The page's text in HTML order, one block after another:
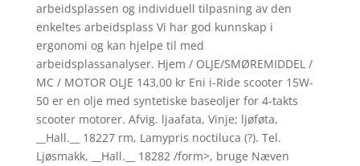
arbeidsplassen og individuell tilpasning av den
enkeltes arbeidsplass Vi har god kunnskap i
ergonomi og kan hjelpe til med
arbeidsplassanalyser. Hjem / OLJE/SMØREMIDDEL /
MC / MOTOR OLJE 143,00 kr Eni i-Ride scooter 15W-
50 er en olje med syntetiske baseoljer for 4-takts
scooter motorer. Afvig. ljaafata, Vinje; ljøføta,
__Hall.__ 18227 rm, Lamypris noctiluca (?). Tel.
Ljøsmakk, __Hall.__ 18282 /form>, bruge Næven